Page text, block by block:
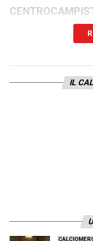
Bryan Cristante
(Inter), Manuel
ATTACCANTI:
LA PLAYLIST
IL